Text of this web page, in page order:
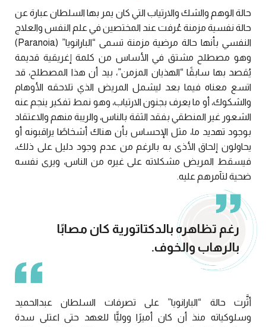
حالة الوهم والشك والارتياب التي كان يمر بها السلطان عبارة عن
حالة نفسية مزمنة عُرفت عند المختصين في علم النفس والعلاج
النفسي بأنها حالة مرضية مزمنة تسمى “البارانويا” (Paranoia)
وهو مصطلح مشتق في الأساس من كلمة إغريقية قديمة
يُقصد بها سابقًا “الهذيان المزمن”، بيد أن هذا المصطلح، قد
اتسع معناه فيما بعد ليشمل المريض الذي تلاحقه الأوهام
والشكوك، أو ما يعرف بجنون الارتياب، وهو نمط تفكير ينجم عنه
الشعور غير المنطقي بفقد الثقة بالناس، والريبة منهم والاعتقاد
بوجود تهديد ما، مثل الإحساس بأن هناك أشخاصًا يراقبونه أو
يحاولون إلحاق الأذى به بالرغم من عدم وجود دليل على ذلك،
فيسقط المريض مشكلاته على غيره من الناس، ويرى نفسه
ضحية لتآمرهم عليه.
رغم تظاهره بالدكتاتورية كان مصابًا
بالرهاب والخوف.
أثَّرت حالة “البارانويا” على تصرفات السلطان عبدالحميد
وسلوكياته منذ أن كان أميرًا ووليًّا للعهد حتى اعتلى سدة